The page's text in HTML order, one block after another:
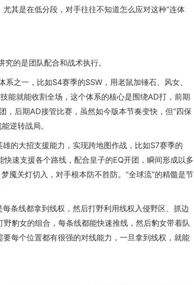
其是在低分段，对手往往不知道怎么应对这种“连体
的是团队配合和战术执行。
系之一，比如S4赛季的SSW，用老鼠加锤石、风女、
能就能收割全场，这个体系的核心是围绕AD打，前期
后期AD接管比赛，虽然如今版本节奏变快，但“四保
逆转战局。
雄的大招支援能力，实现跨地图作战，比如S7赛季的
速支援各个路线，配合皇子的EQ开团，瞬间形成以多
魇关灯切入，对手根本防不胜防。“全球流”的精髓是节
每条线都拿到线权，然后打野利用线权入侵野区、抓边
豹女的组合，每条线都能快速推线，然后豹女带着队
每个位置都有很强的对线能力，一旦拿到线权，就能